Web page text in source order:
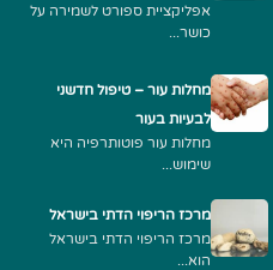
אפליקציית ספורט לשמירה על
כושר...
מחלות עור – טיפול חדשני
לבעיות בעור
מחלות עור פוטותרפיה היא
שימוש...
מרכז הריפוי הדתי בישראל
מרכז הריפוי הדתי בישראל
הוא...